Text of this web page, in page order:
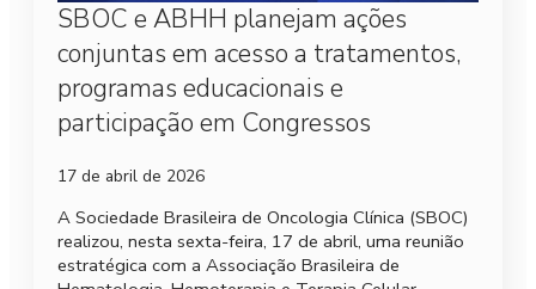
SBOC e ABHH planejam ações
conjuntas em acesso a tratamentos,
programas educacionais e
participação em Congressos
17 de abril de 2026
A Sociedade Brasileira de Oncologia Clínica (SBOC)
realizou, nesta sexta-feira, 17 de abril, uma reunião
estratégica com a Associação Brasileira de